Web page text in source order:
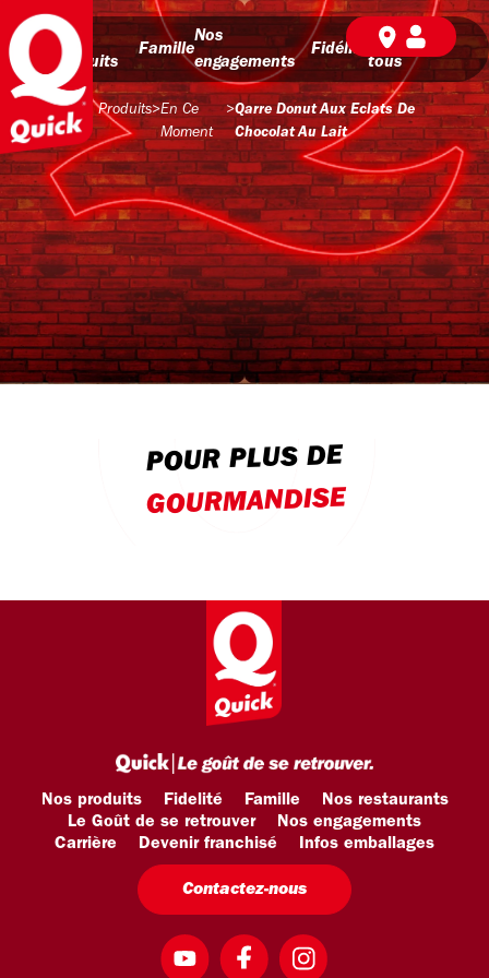
Nos
produits
Famille
Nos
engagements
Fidélité
BD pour
tous
Produits>En Ce
Moment
>Qarre Donut Aux Eclats De
Chocolat Au Lait
POUR PLUS DE
GOURMANDISE
Nos produits Fidelité Famille
Nos restaurants
Le Goût de se retrouver
Nos engagements
Carrière
Devenir franchisé Infos emballages
Contactez-nous